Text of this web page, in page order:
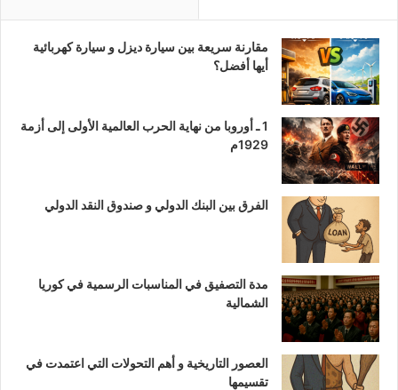
مقارنة سريعة بين سيارة ديزل و سيارة كهربائية
أيها أفضل؟
1 ـ أوروبا من نهاية الحرب العالمية الأولى إلى أزمة
1929م
الفرق بين البنك الدولي و صندوق النقد الدولي
مدة التصفيق في المناسبات الرسمية في كوريا
الشمالية
العصور التاريخية و أهم التحولات التي اعتمدت في
تقسيمها